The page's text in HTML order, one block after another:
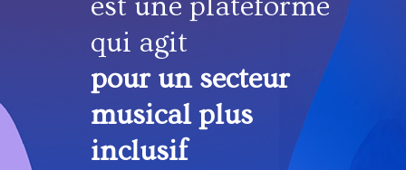
est une plateforme
qui agit
pour un secteur
musical plus
inclusif